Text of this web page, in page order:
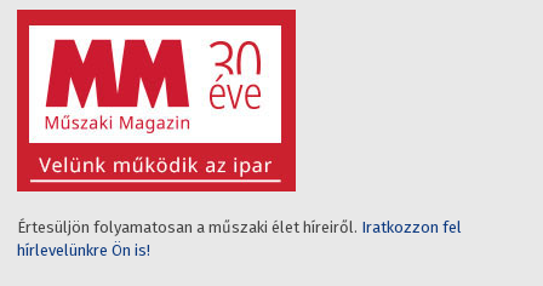
Értesüljön folyamatosan a műszaki élet híreiről. Iratkozzon fel
hírlevelünkre Ön is!